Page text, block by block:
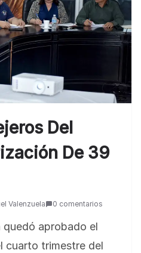
Del
De 39
Valenzuela 0 comentarios
quedó aprobado el
cuarto trimestre del